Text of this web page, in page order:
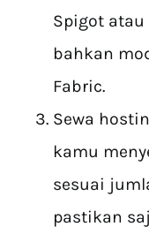
Spigot atau
bahkan
Fabric.
Sewa
kamu
sesuai
pastikan